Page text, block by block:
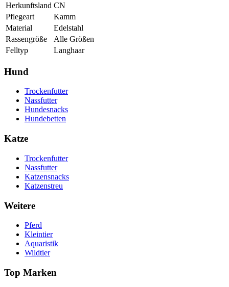
Herkunftsland CN
Pflegeart
Kamm
Material
Edelstahl
Rassengröße
Alle Größen
Felltyp
Langhaar
Hund
Trockenfutter
Nassfutter
Hundesnacks
Hundebetten
Katze
Trockenfutter
Nassfutter
Katzensnacks
Katzenstreu
Weitere
Pferd
Kleintier
Aquaristik
Wildtier
Top Marken